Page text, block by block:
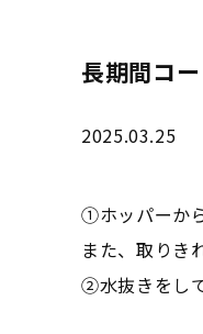
長期間コ
2025.03.25
①ホッパーか
また、取りき
②水抜きをし